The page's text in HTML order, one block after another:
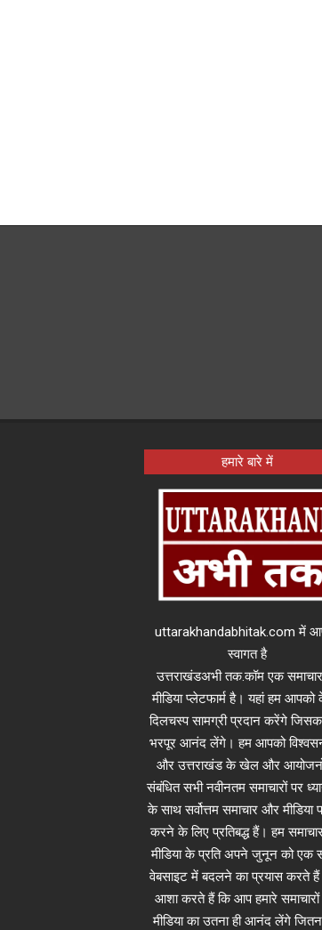
हमारे बारे में
uttarakhandabhitak.com में
स्वागत है
उत्तराखंडअभी तक.कॉम एक
मीडिया प्लेटफार्म है। यहां हम
दिलचस्प सामग्री प्रदान करेंगे
भरपूर आनंद लेंगे। हम आपको
और उत्तराखंड के खेल और
संबंधित सभी नवीनतम समाचारों पर
के साथ सर्वोत्तम समाचार और मीडिया
करने के लिए प्रतिबद्ध हैं। हम
मीडिया के प्रति अपने जुनून को एक
वेबसाइट में बदलने का प्रयास करते
आशा करते हैं कि आप हमारे
मीडिया का उतना ही आनंद लेंगे